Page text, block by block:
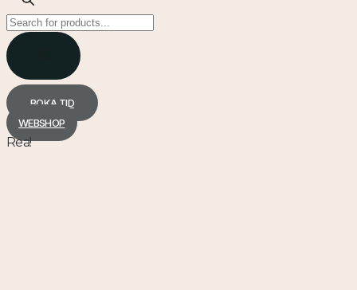
Products
search
BOKA TID
WEBSHOP
Rea!